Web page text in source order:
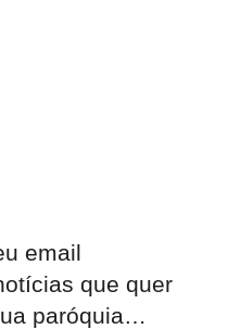
email​
que quer
paróquia…